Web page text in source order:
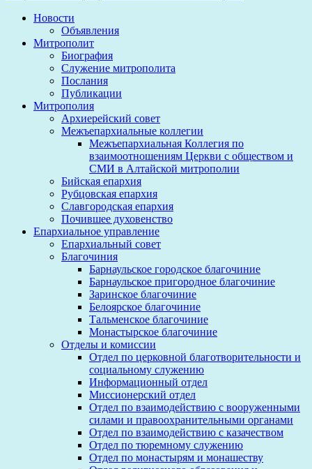
Новости
Объявления
Митрополит
Биография
Служение митрополита
Послания
Публикации
Митрополия
Архиерейский совет
Межъепархиальные коллегии
Межъепархиальная Коллегия по
взаимоотношениям Церкви с обществом и
СМИ в Алтайской митрополии
Бийская епархия
Рубцовская епархия
Славгородская епархия
Почившее духовенство
Епархиальное управление
Епархиальный совет
Благочиния
Барнаульское городское благочиние
Барнаульское пригородное благочиние
Заринское благочиние
Белоярское благочиние
Тальменское благочиние
Монастырское благочиние
Отделы и комиссии
Отдел по церковной благотворительности и
социальному служению
Информационный отдел
Миссионерский отдел
Отдел по взаимодействию с вооруженными
силами и правоохранительными органами
Отдел по взаимодействию с казачеством
Отдел по тюремному служению
Отдел по монастырям и монашеству